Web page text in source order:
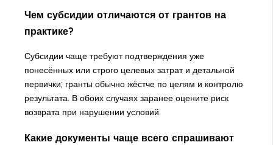
Чем субсидии отличаются от грантов на
практике?
Субсидии чаще требуют подтверждения уже
понесённых или строго целевых затрат и детальной
первички; гранты обычно жёстче по целям и контролю
результата. В обоих случаях заранее оцените риск
возврата при нарушении условий.
Какие документы чаще всего спрашивают